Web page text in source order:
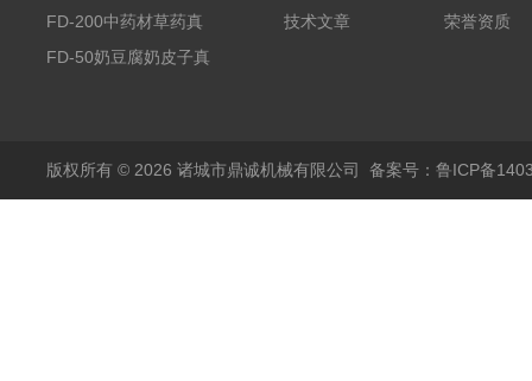
空冻干机
FD-200中药材草药真
空冻干机
FD-50奶豆腐奶皮子真
技术文章
荣誉资质
版权所有 © 2026 诸城市鼎诚机械有限公司 备案号：鲁ICP备